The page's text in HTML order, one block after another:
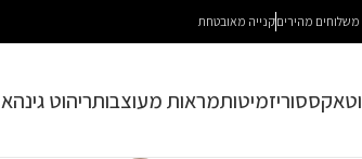
משלוחים מהיריםקנייה מאובטחת
אקססוריזמיטותמראות מעוצבותריהוט גינה